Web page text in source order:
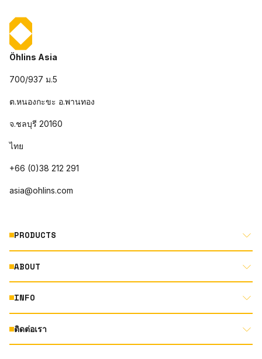
Öhlins Asia
700/937 ม.5
ต.หนองกะขะ อ.พานทอง
จ.ชลบุรี 20160
ไทย
+66 (0)38 212 291
asia@ohlins.com
PRODUCTS
MOTORCYCLE
AUTOMOTIVE
ABOUT
ABOUT US
RACING
INFO
DOCUMENT LIBRARY
ติดต่อเรา